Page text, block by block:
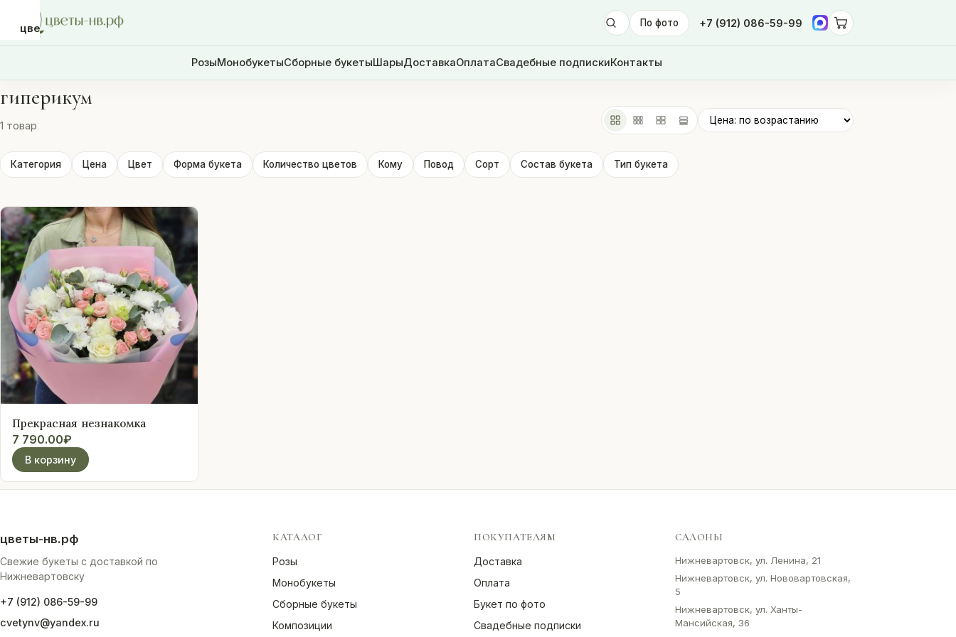
По фото +7 (912) 086-59-99
РозыМонобукетыСборные букетыШарыДоставкаОплатаСвадебные подпискиКонтакты
цветы-
нв.рф
Розы
Сборные
Шары
Доставка
Оплата
Свадебные
подписки
Контакты
гиперикум
1 товар
Категория Цена Цвет Форма букета Количество цветов Кому Повод Сорт Состав букета Тип букета
Прекрасная незнакомка
7 790.00₽
В корзину
цветы-нв.рф
Свежие букеты с доставкой по
Нижневартовску
+7 (912) 086-59-99
cvetynv@yandex.ru
КАТАЛОГ
Розы
Монобукеты
Сборные букеты
Композиции
ПОКУПАТЕЛЯМ
Доставка
Оплата
Букет по фото
Свадебные подписки
САЛОНЫ
Нижневартовск, ул. Ленина, 21
Нижневартовск, ул. Нововартовская,
5
Нижневартовск, ул. Ханты-
Мансийская, 36